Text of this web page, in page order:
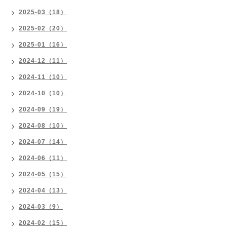
2025-03（18）
2025-02（20）
2025-01（16）
2024-12（11）
2024-11（10）
2024-10（10）
2024-09（19）
2024-08（10）
2024-07（14）
2024-06（11）
2024-05（15）
2024-04（13）
2024-03（9）
2024-02（15）